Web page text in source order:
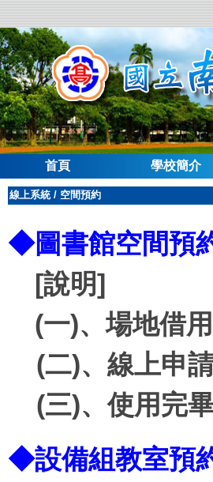
首頁 學校簡介
線上系統/ 空間預約
◆圖書館空間預
[說明]
(一)、場地借
(二)、線上申
(三)、使用完
◆設備組教室預